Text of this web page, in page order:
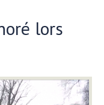
lors